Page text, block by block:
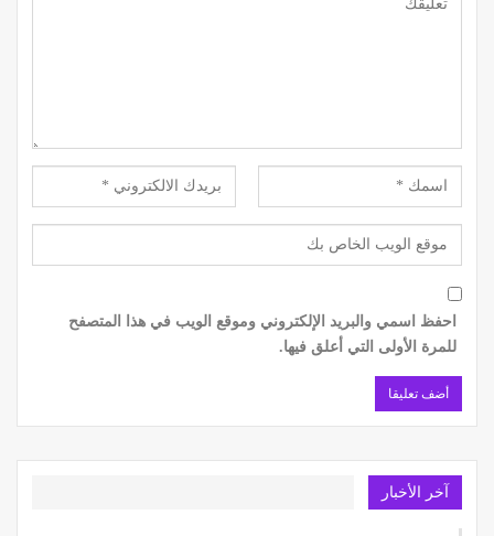
احفظ اسمي والبريد الإلكتروني وموقع الويب في هذا المتصفح
للمرة الأولى التي أعلق فيها.
آخر الأخبار